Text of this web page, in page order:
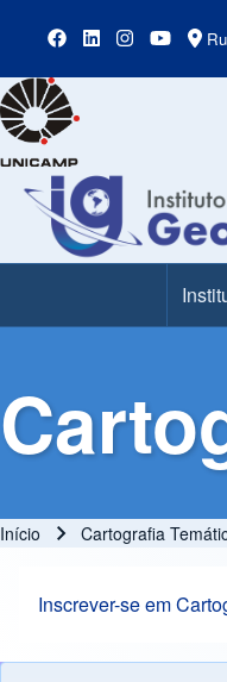
Main Menu
Início Cartografia
Inscrever-se em